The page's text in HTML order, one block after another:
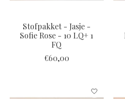
Stofpakket - Jasje -
Sofie Rose - 10 LQ+ 1
FQ
€60,00